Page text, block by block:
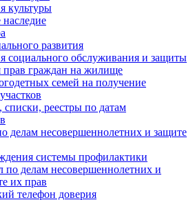
культуры
наследие
развития
социального обслуживания и защиты
прав граждан на жилище
семей на получение
реестры по датам
делам несовершеннолетних и защите
системы профилактики
по делам несовершеннолетних и
их прав
телефон доверия